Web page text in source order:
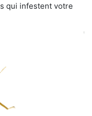
qui infestent votre